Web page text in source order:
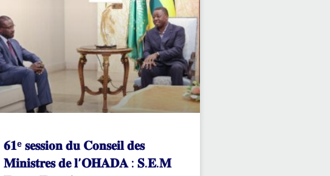
𝟔𝟏ᵉ 𝐬𝐞𝐬𝐬𝐢𝐨𝐧 𝐝𝐮 𝐂𝐨𝐧𝐬𝐞𝐢𝐥 𝐝𝐞𝐬
𝐌𝐢𝐧𝐢𝐬𝐭𝐫𝐞𝐬 𝐝𝐞 𝐥’𝐎𝐇𝐀𝐃𝐀 : 𝐒.𝐄.𝐌